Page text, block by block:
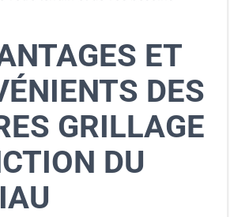
ET
DES
GRILLAGE
DU